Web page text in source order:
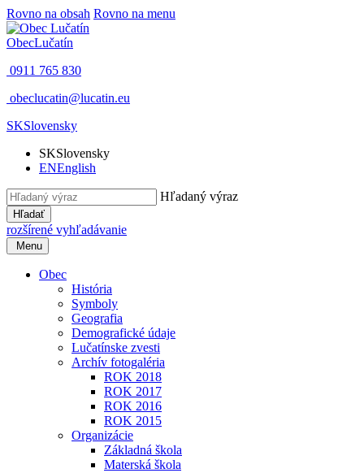
Rovno na obsah Rovno na menu
ObecLučatín
0911 765 830
obeclucatin@lucatin.eu
SKSlovensky
SKSlovensky
ENEnglish
Hľadaný výraz
Hľadať
rozšírené vyhľadávanie
Menu
Obec
História
Symboly
Geografia
Demografické údaje
Lučatínske zvesti
Archív fotogaléria
ROK 2018
ROK 2017
ROK 2016
ROK 2015
Organizácie
Základná škola
Materská škola